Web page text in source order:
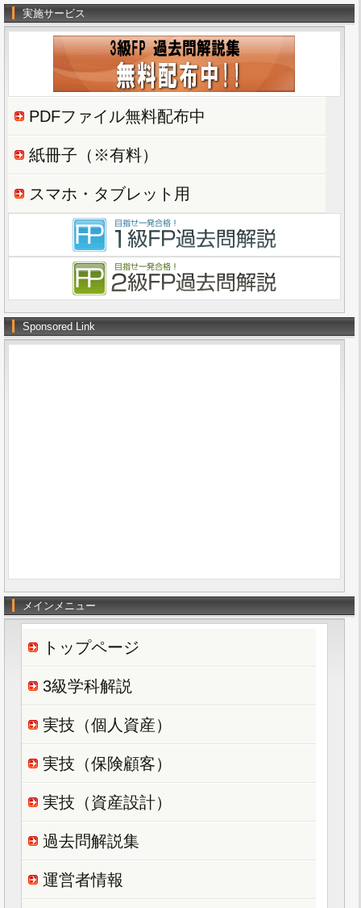
実施サービス
PDFファイル無料配布中
紙冊子（※有料）
スマホ・タブレット用
Sponsored Link
メインメニュー
トップページ
3級学科解説
実技（個人資産）
実技（保険顧客）
実技（資産設計）
過去問解説集
運営者情報